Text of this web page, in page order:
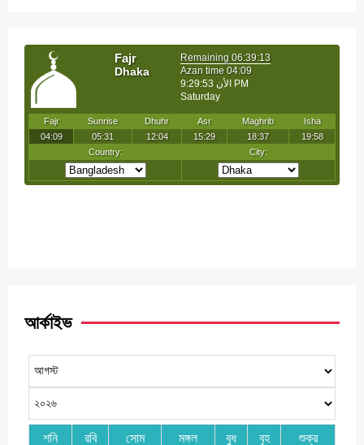
আর্কাইভ
শনি রবি সোম মঙ্গল বুধ বৃহ শুক্র